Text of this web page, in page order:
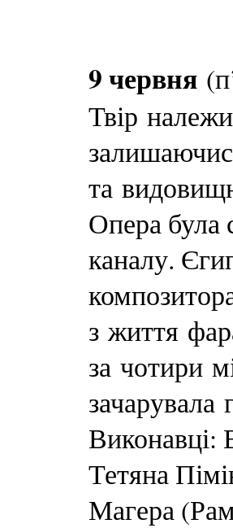
9 червня
Твір
та
Опера була
каналу.
з життя
за чотири
зачарувала
Виконавці:
Тетяна
Магера